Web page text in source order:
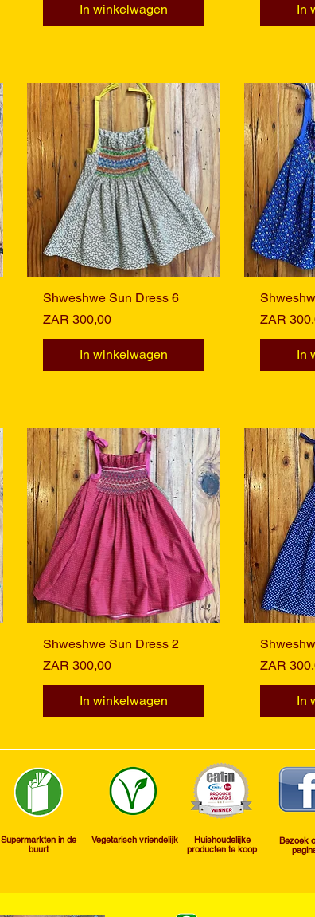
In winkelwagen In
Snel overzicht
Shweshwe Sun Dress 6
Prijs
ZAR 300,00
In winkelwagen
Prijs
ZAR
In
Snel overzicht
Shweshwe Sun Dress 2
Prijs
ZAR 300,00
In winkelwagen
Prijs
ZAR
In
Supermarkten in de
buurt
Vegetarisch vriendelijk
Huishoudelijke
producten te koop
Bezoek